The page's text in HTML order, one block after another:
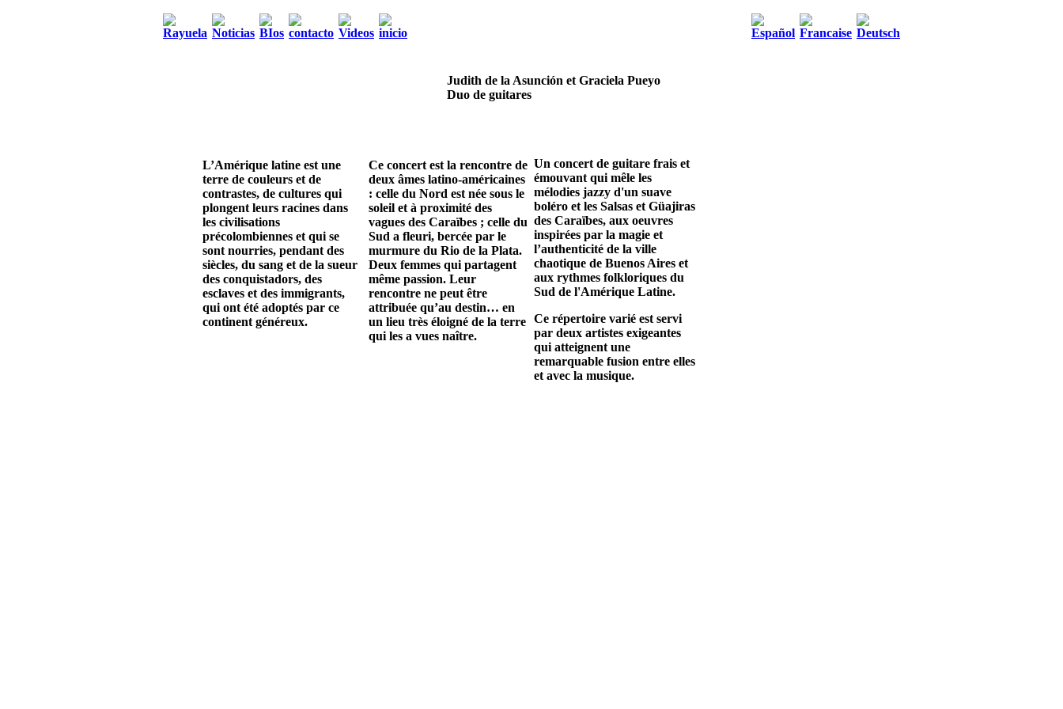
Judith de la Asunción et Graciela Pueyo
Duo de guitares
L’Amérique latine est une
terre de couleurs et de
contrastes, de cultures qui
plongent leurs racines dans
les civilisations
précolombiennes et qui se
sont nourries, pendant des
siècles, du sang et de la sueur
des conquistadors, des
esclaves et des immigrants,
qui ont été adoptés par ce
continent généreux.
Ce concert est la rencontre de
deux âmes latino-américaines
: celle du Nord est née sous le
soleil et à proximité des
vagues des Caraïbes ; celle du
Sud a fleuri, bercée par le
murmure du Rio de la Plata.
Deux femmes qui partagent
même passion. Leur
rencontre ne peut être
attribuée qu’au destin… en
un lieu très éloigné de la terre
qui les a vues naître.
Un concert de guitare frais et
émouvant qui mêle les
mélodies jazzy d'un suave
boléro et les Salsas et Güajiras
des Caraïbes, aux oeuvres
inspirées par la magie et
l’authenticité de la ville
chaotique de Buenos Aires et
aux rythmes folkloriques du
Sud de l'Amérique Latine.
Ce répertoire varié est servi
par deux artistes exigeantes
qui atteignent une
remarquable fusion entre elles
et avec la musique.